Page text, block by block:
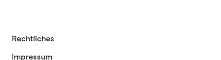
Rechtliches
Impressum